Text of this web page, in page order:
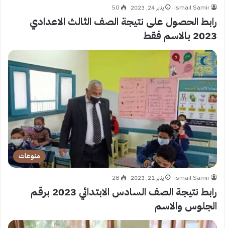
ismail Samir يناير 24, 2023 50
رابط الحصول على نتيجة الصف الثالث الاعدادي
2023 بالاسم فقط
منوعات
ismail Samir يناير 21, 2023 28
رابط نتيجة الصف السادس الابتدائي 2023 برقم
الجلوس والاسم